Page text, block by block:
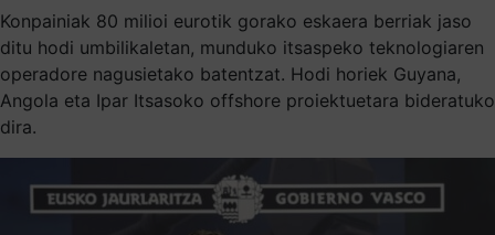
Konpainiak 80 milioi eurotik gorako eskaera berriak jaso
ditu hodi umbilikaletan, munduko itsaspeko teknologiaren
operadore nagusietako batentzat. Hodi horiek Guyana,
Angola eta Ipar Itsasoko offshore proiektuetara bideratuko
dira.